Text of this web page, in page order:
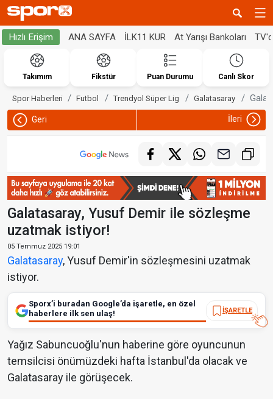
Hızlı Erişim ANA SAYFA İLK11 KUR At Yarışı Bankoları
Takımım Fikstür Puan Durumu Canlı Skor
Spor Haberleri Futbol Trendyol Süper Lig Galatasaray
Geri İleri
Galatasaray, Yusuf Demir ile sözleşme
uzatmak istiyor!
05 Temmuz 2025 19:01
Galatasaray, Yusuf Demir'in sözleşmesini uzatmak
istiyor.
Sporx’i buradan Google’da işaretle, en özel
haberlere ilk sen ulaş!
İŞARETLE
Yağız Sabuncuoğlu'nun haberine göre oyuncunun
temsilcisi önümüzdeki hafta İstanbul'da olacak ve
Galatasaray ile görüşecek.